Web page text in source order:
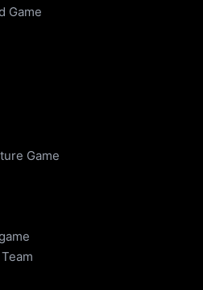
Game
Game